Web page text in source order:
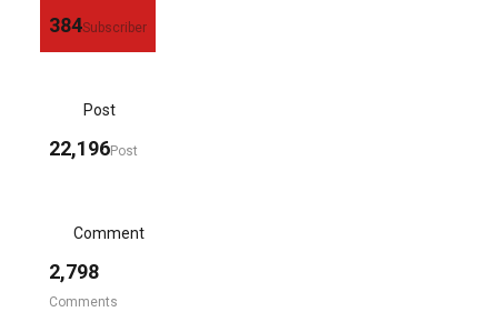
384Subscriber
Post
22,196Post
Comment
2,798
Comments